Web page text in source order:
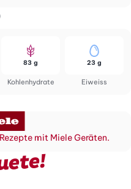
Kohlenhydrate
83 g
Eiweiss
23 g
mit Miele Geräten.